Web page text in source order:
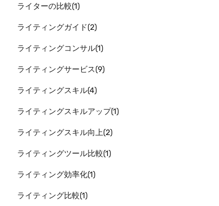
ライターの比較 1
ライティングガイド 2
ライティングコンサル 1
ライティングサービス 9
ライティングスキル 4
ライティングスキルアップ 1
ライティングスキル向上 2
ライティングツール比較 1
ライティング効率化 1
ライティング比較 1